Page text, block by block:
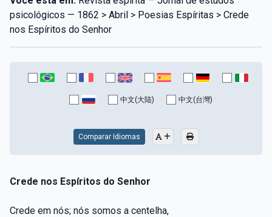
psicológicos — 1862 > Abril > Poesias Espíritas > Crede
nos Espíritos do Senhor
中文(大陆) 中文(台灣)
Comparar Idiomas
Crede nos Espíritos do Senhor
Crede em nós; nós somos a centelha,